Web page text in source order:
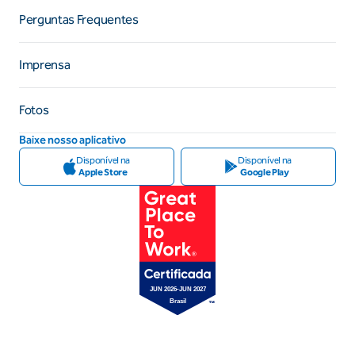
Perguntas Frequentes
Imprensa
Fotos
Baixe nosso aplicativo
Disponível na
Apple Store
Disponível na
Google Play